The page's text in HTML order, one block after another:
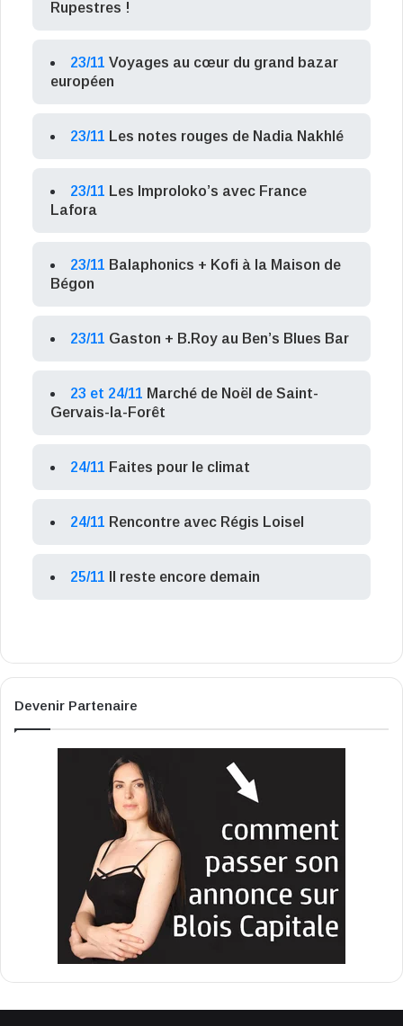
Rupestres !
23/11 Voyages au cœur du grand bazar
européen
23/11 Les notes rouges de Nadia Nakhlé
23/11 Les Improloko’s avec France
Lafora
23/11 Balaphonics + Kofi à la Maison de
Bégon
23/11 Gaston + B.Roy au Ben’s Blues Bar
23 et 24/11 Marché de Noël de Saint-
Gervais-la-Forêt
24/11 Faites pour le climat
24/11 Rencontre avec Régis Loisel
25/11 Il reste encore demain
Devenir Partenaire